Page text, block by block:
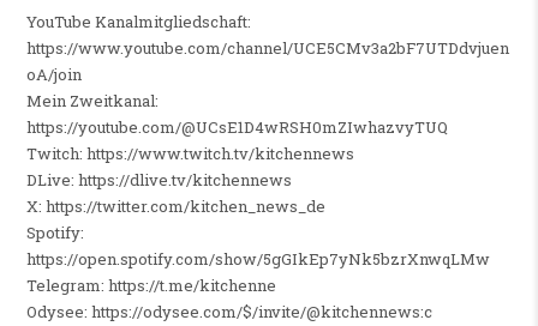
YouTube Kanalmitgliedschaft:
https://www.youtube.com/channel/UCE5CMv3a2bF7UTDdvjuen
oA/join
Mein Zweitkanal:
https://youtube.com/@UCsE1D4wRSH0mZIwhazvyTUQ
Twitch: https://www.twitch.tv/kitchennews
DLive: https://dlive.tv/kitchennews
X: https://twitter.com/kitchen_news_de
Spotify:
https://open.spotify.com/show/5gGIkEp7yNk5bzrXnwqLMw
Telegram: https://t.me/kitchenne
Odysee: https://odysee.com/$/invite/@kitchennews:c